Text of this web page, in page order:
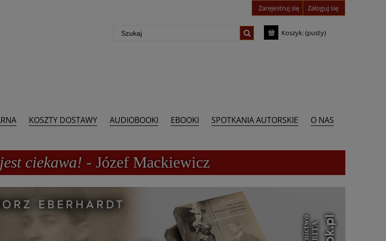
Zarejestruj się Zaloguj się
Koszyk:(pusty)
KOSZTY DOSTAWY AUDIOBOOKI EBOOKI SPOTKANIA AUTORSKIE
O NAS
ciekawa! - Józef Mackiewicz